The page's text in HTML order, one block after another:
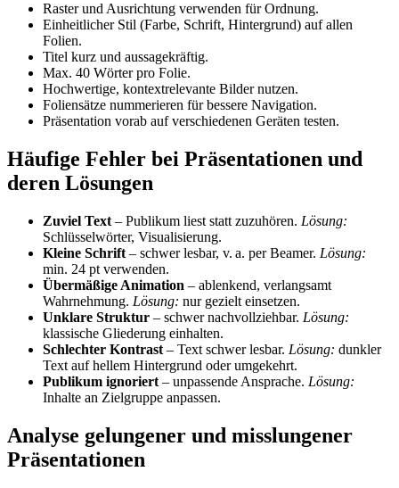
Raster und Ausrichtung verwenden für Ordnung.
Einheitlicher Stil (Farbe, Schrift, Hintergrund) auf allen
Folien.
Titel kurz und aussagekräftig.
Max. 40 Wörter pro Folie.
Hochwertige, kontextrelevante Bilder nutzen.
Foliensätze nummerieren für bessere Navigation.
Präsentation vorab auf verschiedenen Geräten testen.
Häufige Fehler bei Präsentationen und
deren Lösungen
Zuviel Text – Publikum liest statt zuzuhören. Lösung:
Schlüsselwörter, Visualisierung.
Kleine Schrift – schwer lesbar, v. a. per Beamer. Lösung:
min. 24 pt verwenden.
Übermäßige Animation – ablenkend, verlangsamt
Wahrnehmung. Lösung: nur gezielt einsetzen.
Unklare Struktur – schwer nachvollziehbar. Lösung:
klassische Gliederung einhalten.
Schlechter Kontrast – Text schwer lesbar. Lösung: dunkler
Text auf hellem Hintergrund oder umgekehrt.
Publikum ignoriert – unpassende Ansprache. Lösung:
Inhalte an Zielgruppe anpassen.
Analyse gelungener und misslungener
Präsentationen